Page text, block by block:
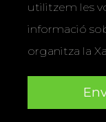
utilitzem les
informació
organitza la